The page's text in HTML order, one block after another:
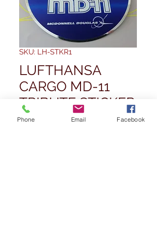
SKU: LH-STKR1
LUFTHANSA
CARGO MD-11
TRIBUTE STICKER
2,99 GBP Pris
Phone Email Facebook